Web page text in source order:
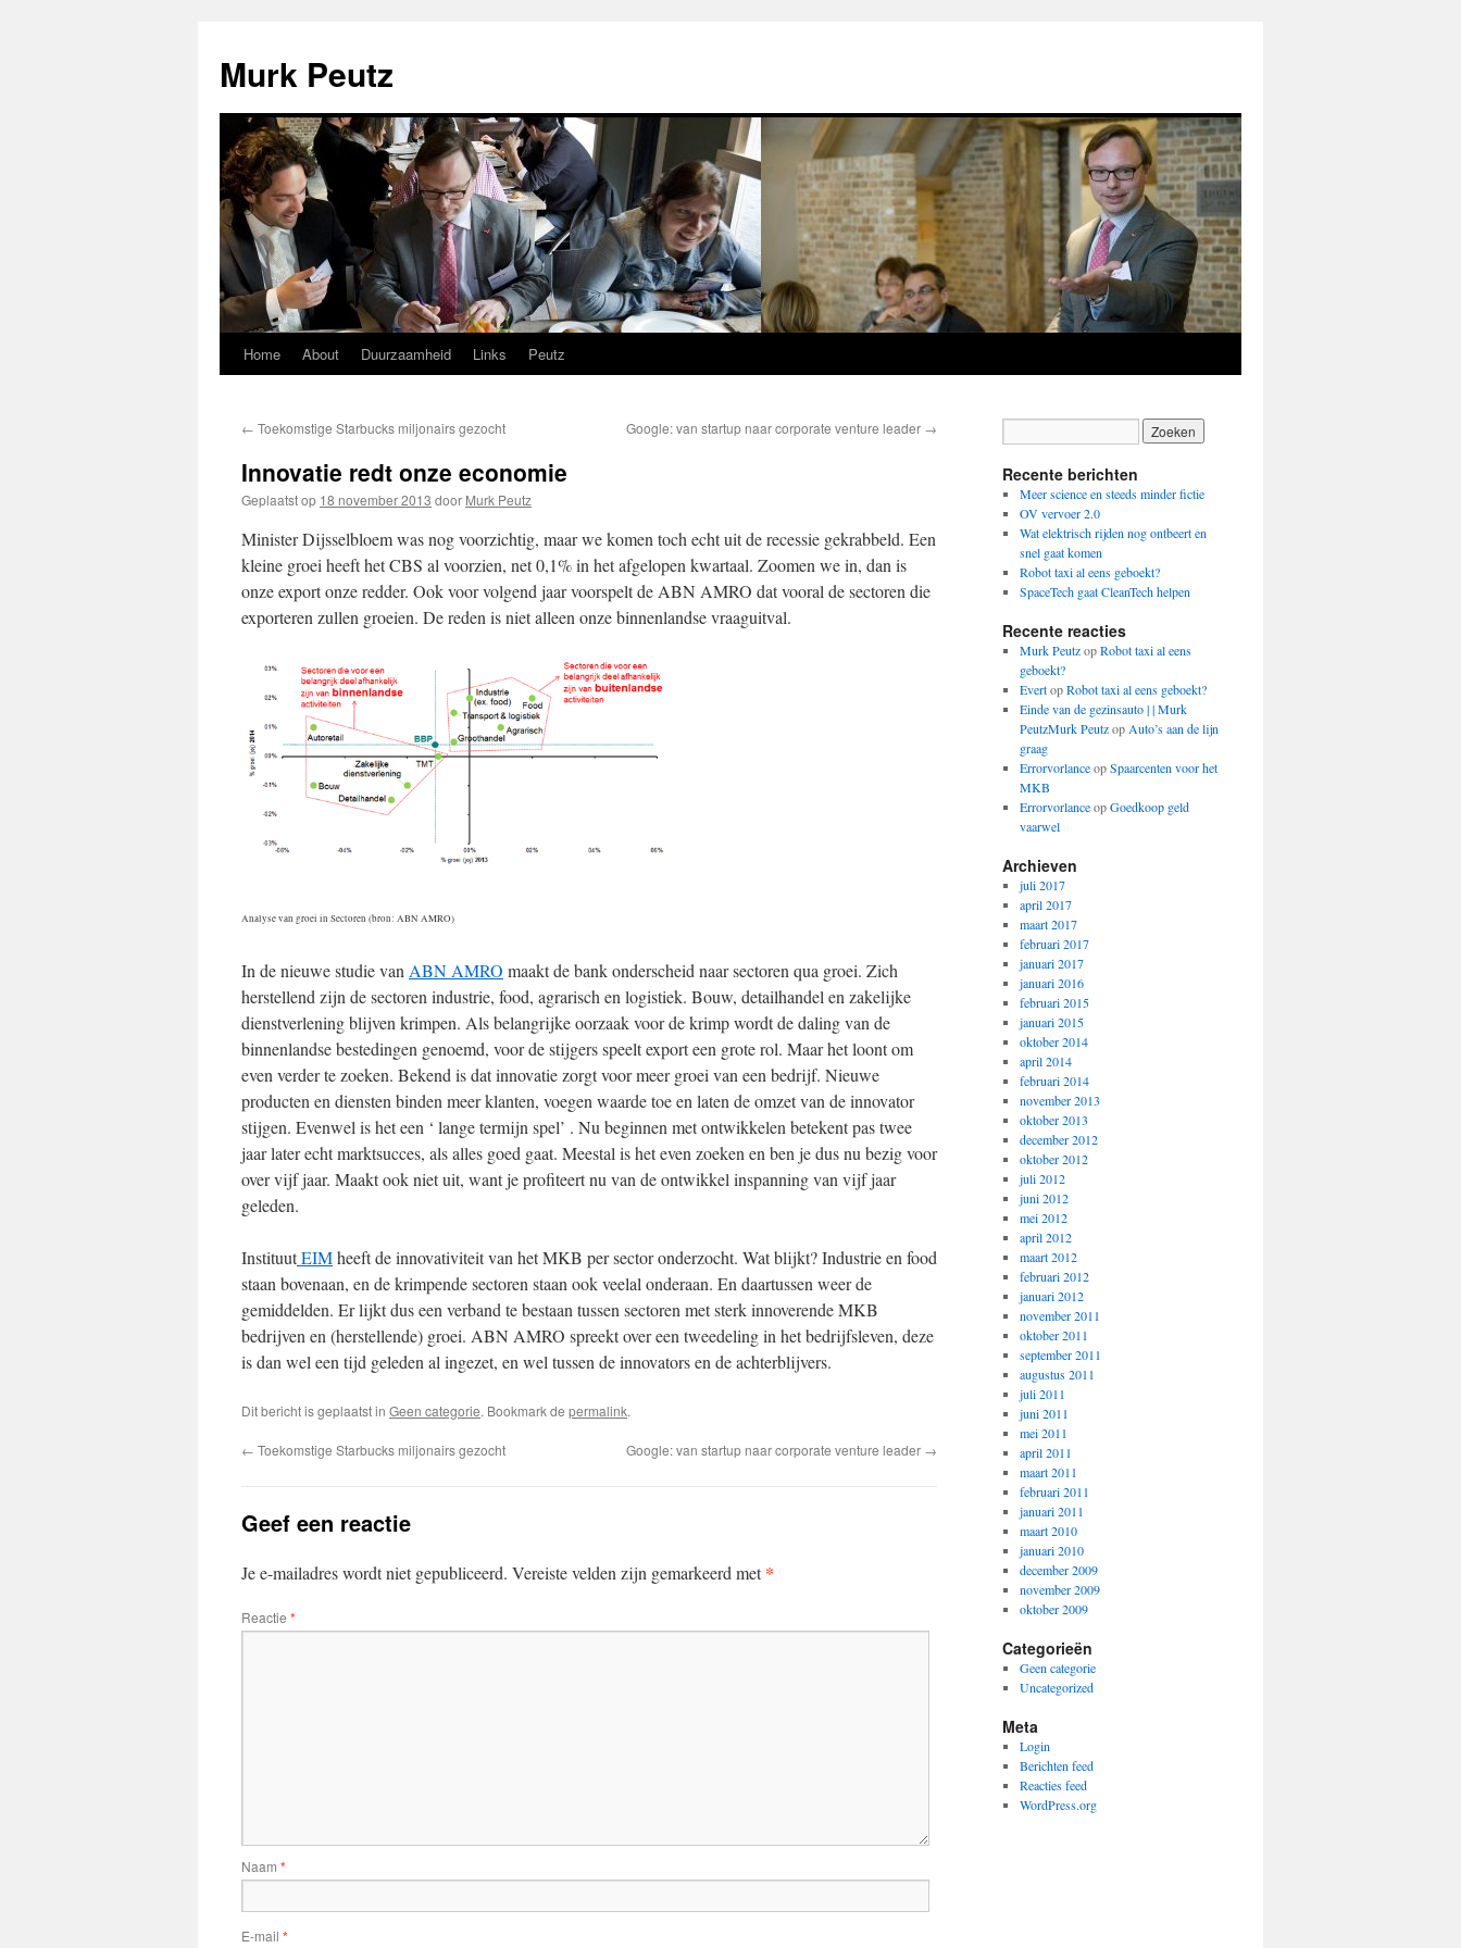
Murk Peutz
Spring
inhoud
Home About Duurzaamheid Links Peutz
← Toekomstige Starbucks miljonairs gezocht Google: van startup naar corporate venture leader →
Innovatie redt onze economie
Geplaatst op 18 november 2013 door Murk Peutz
Minister Dijsselbloem was nog voorzichtig, maar we komen toch echt uit de recessie gekrabbeld. Een
kleine groei heeft het CBS al voorzien, net 0,1% in het afgelopen kwartaal. Zoomen we in, dan is
onze export onze redder. Ook voor volgend jaar voorspelt de ABN AMRO dat vooral de sectoren die
exporteren zullen groeien. De reden is niet alleen onze binnenlandse vraaguitval.
Analyse van groei in Sectoren (bron: ABN AMRO)
In de nieuwe studie van ABN AMRO maakt de bank onderscheid naar sectoren qua groei. Zich
herstellend zijn de sectoren industrie, food, agrarisch en logistiek. Bouw, detailhandel en zakelijke
dienstverlening blijven krimpen. Als belangrijke oorzaak voor de krimp wordt de daling van de
binnenlandse bestedingen genoemd, voor de stijgers speelt export een grote rol. Maar het loont om
even verder te zoeken. Bekend is dat innovatie zorgt voor meer groei van een bedrijf. Nieuwe
producten en diensten binden meer klanten, voegen waarde toe en laten de omzet van de innovator
stijgen. Evenwel is het een ‘ lange termijn spel’ . Nu beginnen met ontwikkelen betekent pas twee
jaar later echt marktsucces, als alles goed gaat. Meestal is het even zoeken en ben je dus nu bezig voor
over vijf jaar. Maakt ook niet uit, want je profiteert nu van de ontwikkel inspanning van vijf jaar
geleden.
InstituutEIMheeft de innovativiteit van het MKB per sector onderzocht. Wat blijkt? Industrie en food
staan bovenaan, en de krimpende sectoren staan ook veelal onderaan. En daartussen weer de
gemiddelden. Er lijkt dus een verband te bestaan tussen sectoren met sterk innoverende MKB
bedrijven en (herstellende) groei. ABN AMRO spreekt over een tweedeling in het bedrijfsleven, deze
is dan wel een tijd geleden al ingezet, en wel tussen de innovators en de achterblijvers.
Dit bericht is geplaatst in Geen categorie. Bookmark de permalink.
← Toekomstige Starbucks miljonairs gezocht Google: van startup naar corporate venture leader →
Geef een reactie
Je e-mailadres wordt niet gepubliceerd. Vereiste velden zijn gemarkeerd met*
Reactie *
Naam *
E-mail *
Recente berichten
Meer science en steeds minder fictie
OV vervoer 2.0
Wat elektrisch rijden nog ontbeert en
snel gaat komen
Robot taxi al eens geboekt?
SpaceTech gaat CleanTech helpen
Recente reacties
Murk PeutzopRobot taxi al eens
geboekt?
EvertopRobot taxi al eens geboekt?
Einde van de gezinsauto | | Murk
PeutzMurk Peutzop Auto’s aan de lijn
graag
ErrorvorlanceopSpaarcenten voor het
MKB
ErrorvorlanceopGoedkoop geld
vaarwel
Archieven
juli 2017
april 2017
maart 2017
februari 2017
januari 2017
januari 2016
februari 2015
januari 2015
oktober 2014
april 2014
februari 2014
november 2013
oktober 2013
december 2012
oktober 2012
juli 2012
juni 2012
mei 2012
april 2012
maart 2012
februari 2012
januari 2012
november 2011
oktober 2011
september 2011
augustus 2011
juli 2011
juni 2011
mei 2011
april 2011
maart 2011
februari 2011
januari 2011
maart 2010
januari 2010
december 2009
november 2009
oktober 2009
Categorieën
Geen categorie
Uncategorized
Meta
Login
Berichten feed
Reacties feed
WordPress.org